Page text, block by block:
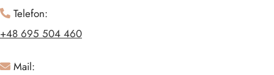
Telefon:
+48 695 504 460
Mail: